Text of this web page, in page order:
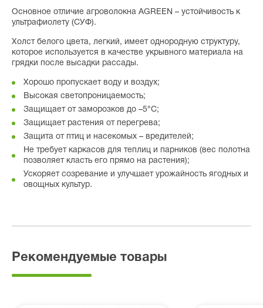
Основное отличие агроволокна AGREEN – устойчивость к
ультрафиолету (СУФ).
Холст белого цвета, легкий, имеет однородную структуру,
которое используется в качестве укрывного материала на
грядки после высадки рассады.
Хорошо пропускает воду и воздух;
Высокая светопроницаемость;
Защищает от заморозков до –5°С;
Защищает растения от перегрева;
Защита от птиц и насекомых – вредителей;
Не требует каркасов для теплиц и парников (вес полотна
позволяет класть его прямо на растения);
Ускоряет созревание и улучшает урожайность ягодных и
овощных культур.
Рекомендуемые товары